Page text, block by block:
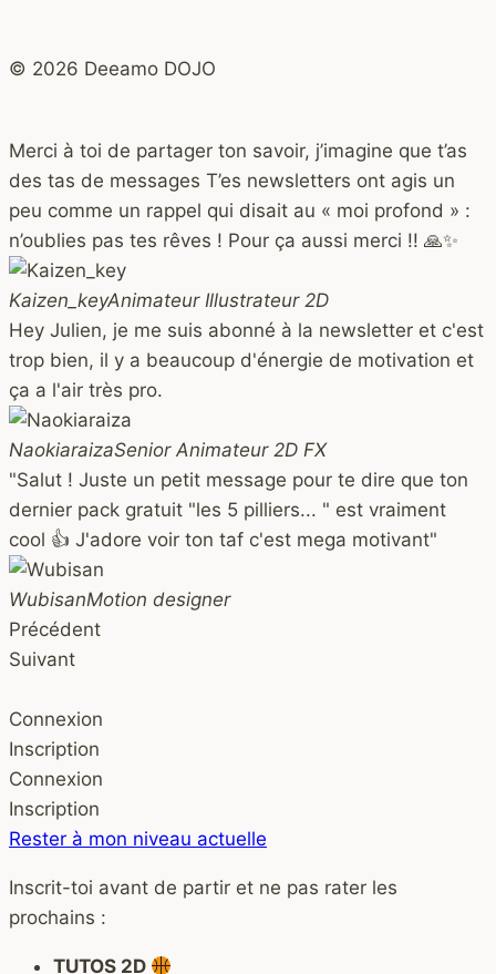
© 2026 Deeamo DOJO
Merci à toi de partager ton savoir, j’imagine que t’as
des tas de messages T’es newsletters ont agis un
peu comme un rappel qui disait au « moi profond » :
n’oublies pas tes rêves ! Pour ça aussi merci !! 🙏✨
Kaizen_keyAnimateur Illustrateur 2D
Hey Julien, je me suis abonné à la newsletter et c'est
trop bien, il y a beaucoup d'énergie de motivation et
ça a l'air très pro.
NaokiaraizaSenior Animateur 2D FX
"Salut ! Juste un petit message pour te dire que ton
dernier pack gratuit "les 5 pilliers... " est vraiment
cool 👍 J'adore voir ton taf c'est mega motivant"
WubisanMotion designer
Précédent
Suivant
Connexion
Inscription
Connexion
Inscription
Rester à mon niveau actuelle
Inscrit-toi avant de partir et ne pas rater les
prochains :
TUTOS 2D